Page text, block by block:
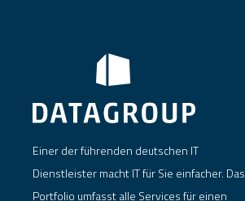
Einer der führenden deutschen IT
Dienstleister macht IT für Sie einfacher. Das
Portfolio umfasst alle Services für einen